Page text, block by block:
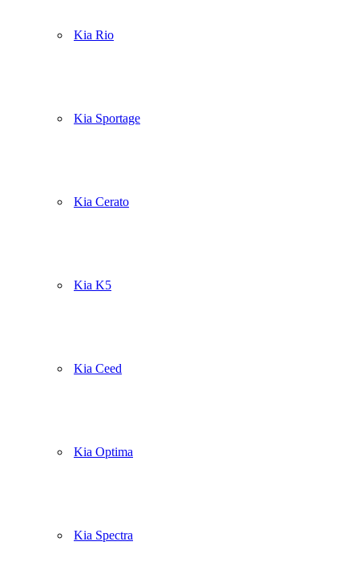
Kia Rio
Kia Sportage
Kia Cerato
Kia K5
Kia Ceed
Kia Optima
Kia Spectra